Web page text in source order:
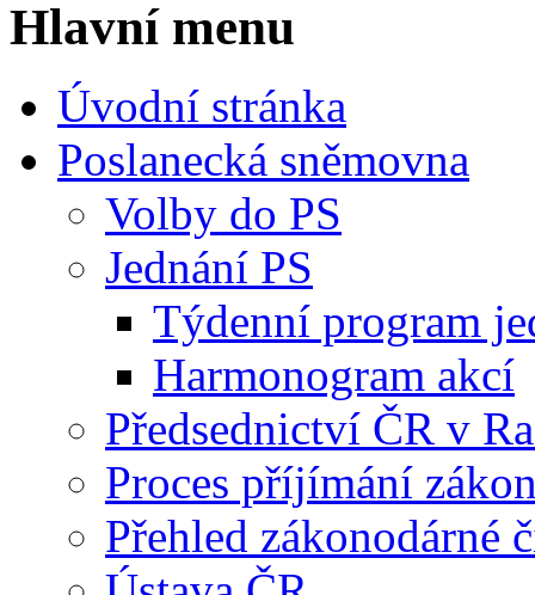
Hlavní menu
Úvodní stránka
Poslanecká sněmovna
Volby do PS
Jednání PS
Týdenní program
Harmonogram akcí
Předsednictví ČR v
Proces příjímání
Přehled zákonodárné